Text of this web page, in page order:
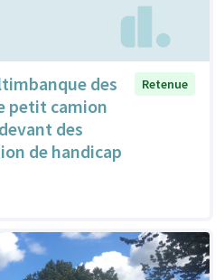
des
petit camion
des
de handicap
Retenue